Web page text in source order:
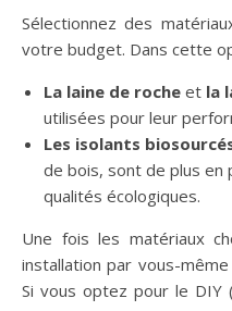
Sélectionnez des
votre budget. Dans cette
La laine de roche et la
utilisées pour leur
Les isolants
de bois, sont de plus en
qualités écologiques.
Une fois les matériaux
installation par vous-
Si vous optez pour le DIY